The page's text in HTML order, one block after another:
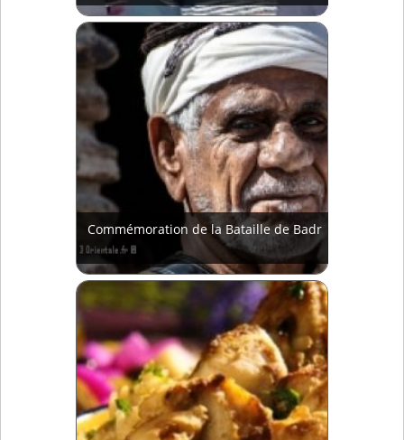
Commémoration de la Bataille de Badr